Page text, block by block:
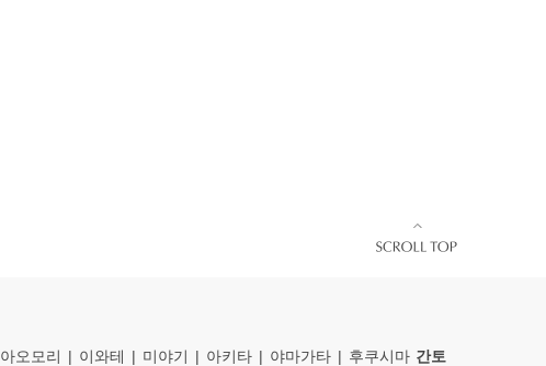
아오모리 이와테 미야기 아키타 야마가타 후쿠시마 간토